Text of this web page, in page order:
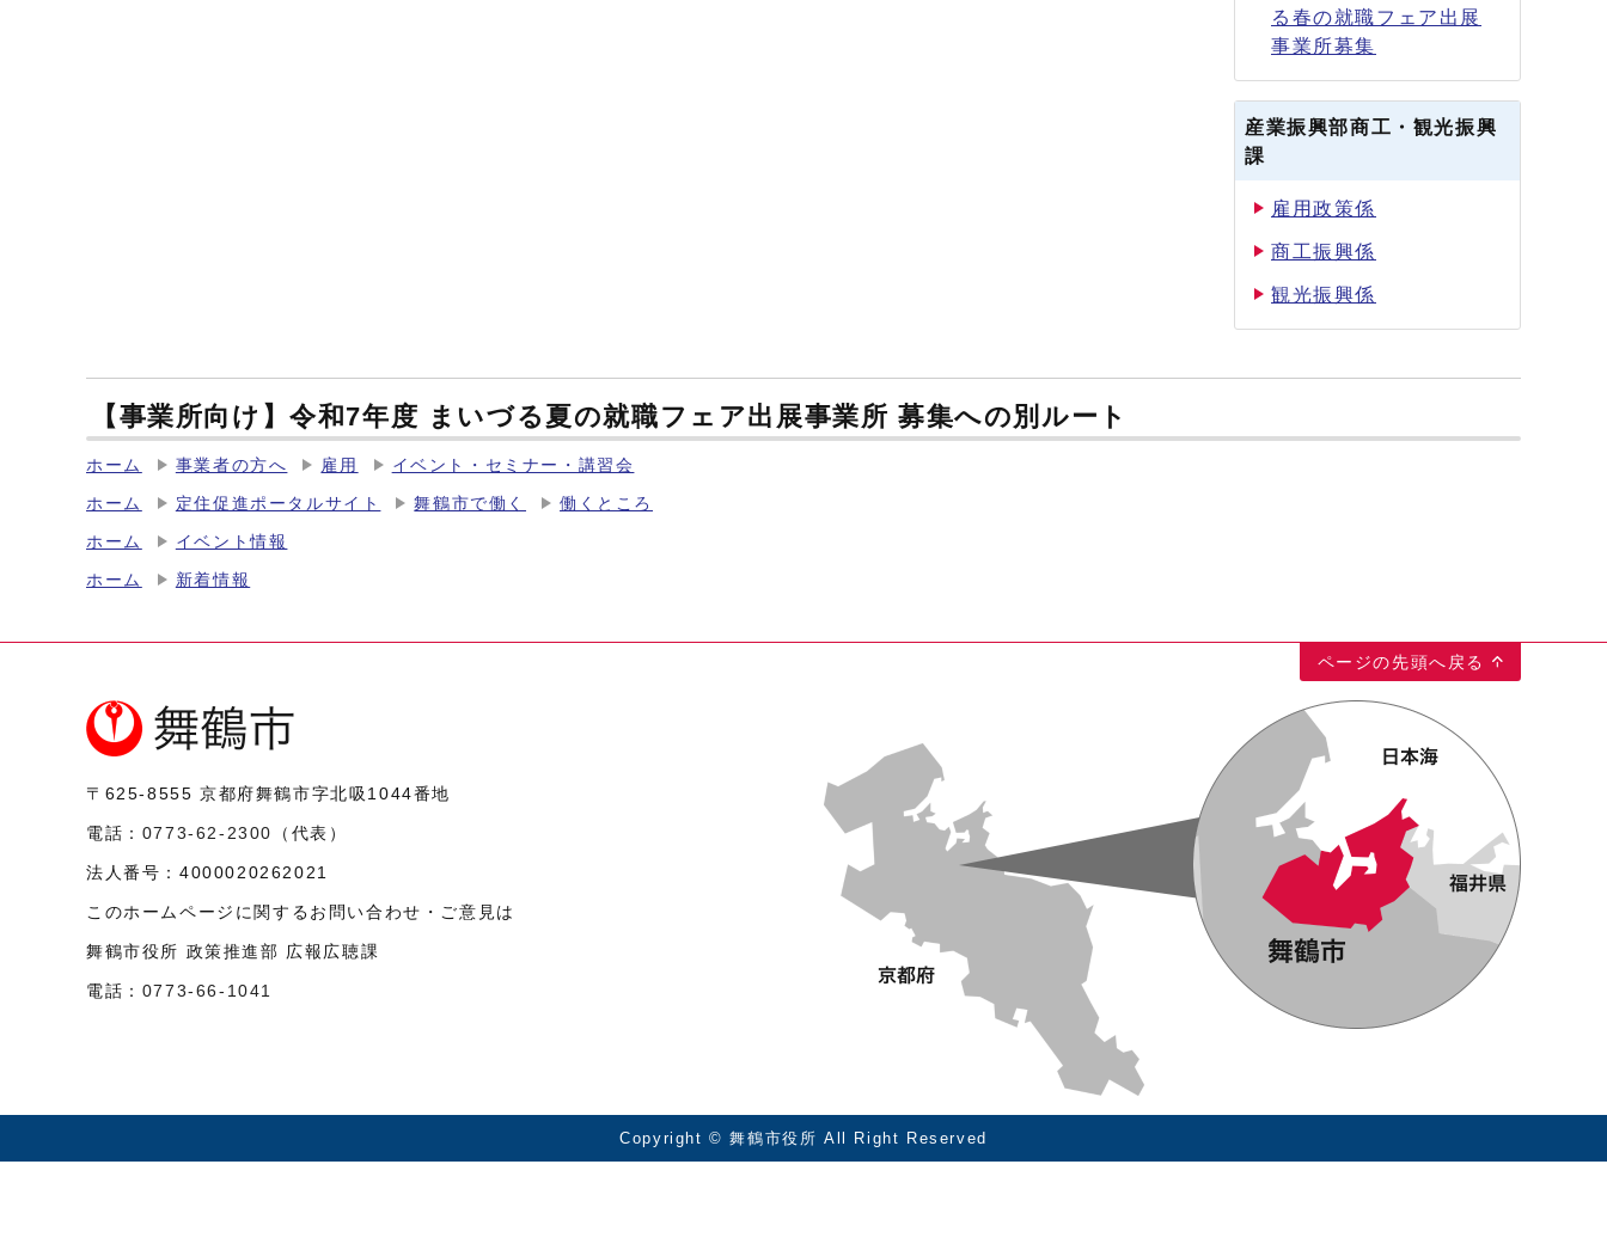
る春の就職フェア出展
事業所募集
産業振興部商工・観光振興
課
雇用政策係
商工振興係
観光振興係
【事業所向け】令和7年度 まいづる夏の就職フェア出展事業所 募集への別ルート
ホーム 事業者の方へ 雇用 イベント・セミナー・講習会
ホーム 定住促進ポータルサイト 舞鶴市で働く 働くところ
ホーム イベント情報
ホーム 新着情報
ページの先頭へ戻る
〒625-8555 京都府舞鶴市字北吸1044番地
電話： 0773-62-2300 （代表）
法人番号： 4000020262021
このホームページに関するお問い合わせ・ご意見は
舞鶴市役所 政策推進部 広報広聴課
電話： 0773-66-1041
Copyright © 舞鶴市役所 All Right Reserved